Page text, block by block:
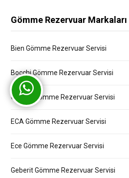
Gömme Rezervuar Markaları
Bien Gömme Rezervuar Servisi
Bocchi Gömme Rezervuar Servisi
Creavit Gömme Rezervuar Servisi
ECA Gömme Rezervuar Servisi
Ece Gömme Rezervuar Servisi
Geberit Gömme Rezervuar Servisi